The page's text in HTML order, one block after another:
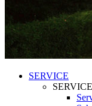
SERVICE
SERVICE